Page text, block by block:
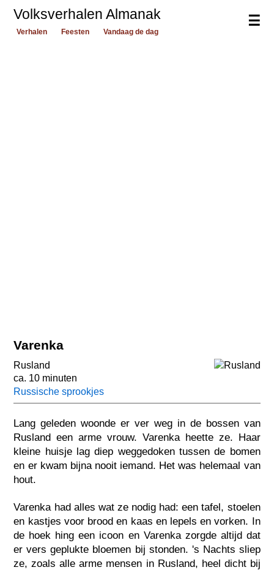
☰
Volksverhalen Almanak
Verhalen Feesten Vandaag de dag
Varenka
Rusland
ca. 10 minuten
Russische sprookjes
Lang geleden woonde er ver weg in de bossen van
Rusland een arme vrouw. Varenka heette ze. Haar
kleine huisje lag diep weggedoken tussen de bomen
en er kwam bijna nooit iemand. Het was helemaal van
hout.
Varenka had alles wat ze nodig had: een tafel, stoelen
en kastjes voor brood en kaas en lepels en vorken. In
de hoek hing een icoon en Varenka zorgde altijd dat
er vers geplukte bloemen bij stonden. 's Nachts sliep
ze, zoals alle arme mensen in Rusland, heel dicht bij